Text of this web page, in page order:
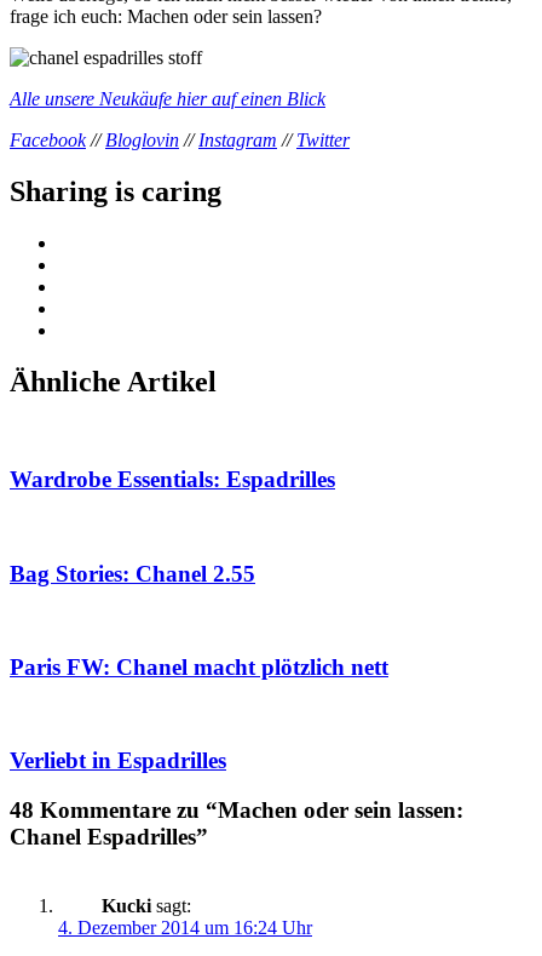
frage ich euch: Machen oder sein lassen?
Alle unsere Neukäufe hier auf einen Blick
Facebook//Bloglovin //Instagram //Twitter
Sharing is caring
Ähnliche Artikel
Wardrobe Essentials: Espadrilles
Bag Stories: Chanel 2.55
Paris FW: Chanel macht plötzlich nett
Verliebt in Espadrilles
48 Kommentare zu “Machen oder sein lassen:
Chanel Espadrilles”
Kucki sagt:
4. Dezember 2014 um 16:24 Uhr